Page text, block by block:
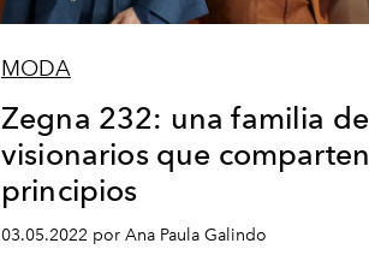
MODA
Zegna 232: una familia de
visionarios que comparten
principios
03.05.2022 por Ana Paula Galindo